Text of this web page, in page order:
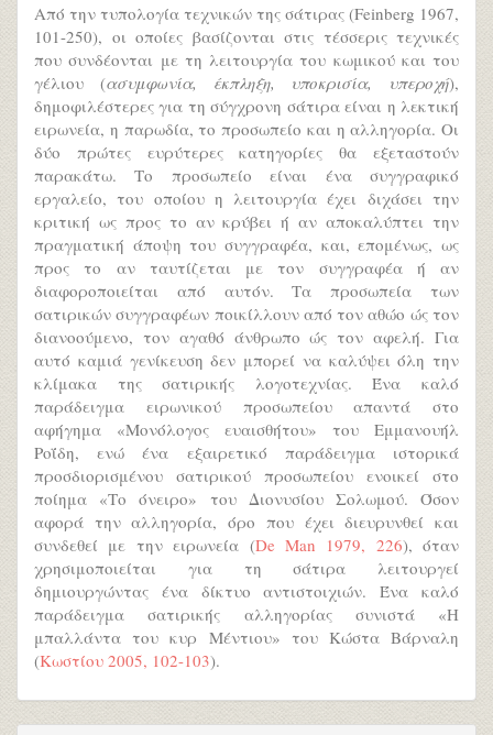
Από την τυπολογία τεχνικών της σάτιρας (Feinberg 1967,
101-250), οι οποίες βασίζονται στις τέσσερις τεχνικές
που συνδέονται με τη λειτουργία του κωμικού και του
γέλιου (ασυμφωνία, έκπληξη, υποκρισία, υπεροχή),
δημοφιλέστερες για τη σύγχρονη σάτιρα είναι η λεκτική
ειρωνεία, η παρωδία, το προσωπείο και η αλληγορία. Οι
δύο πρώτες ευρύτερες κατηγορίες θα εξεταστούν
παρακάτω. Το προσωπείο είναι ένα συγγραφικό
εργαλείο, του οποίου η λειτουργία έχει διχάσει την
κριτική ως προς το αν κρύβει ή αν αποκαλύπτει την
πραγματική άποψη του συγγραφέα, και, επομένως, ως
προς το αν ταυτίζεται με τον συγγραφέα ή αν
διαφοροποιείται από αυτόν. Τα προσωπεία των
σατιρικών συγγραφέων ποικίλλουν από τον αθώο ώς τον
διανοούμενο, τον αγαθό άνθρωπο ώς τον αφελή. Για
αυτό καμιά γενίκευση δεν μπορεί να καλύψει όλη την
κλίμακα της σατιρικής λογοτεχνίας. Ένα καλό
παράδειγμα ειρωνικού προσωπείου απαντά στο
αφήγημα «Μονόλογος ευαισθήτου» του Εμμανουήλ
Ροΐδη, ενώ ένα εξαιρετικό παράδειγμα ιστορικά
προσδιορισμένου σατιρικού προσωπείου ενοικεί στο
ποίημα «Το όνειρο» του Διονυσίου Σολωμού. Όσον
αφορά την αλληγορία, όρο που έχει διευρυνθεί και
συνδεθεί με την ειρωνεία (De Man 1979, 226), όταν
χρησιμοποιείται για τη σάτιρα λειτουργεί
δημιουργώντας ένα δίκτυο αντιστοιχιών. Ένα καλό
παράδειγμα σατιρικής αλληγορίας συνιστά «Η
μπαλλάντα του κυρ Μέντιου» του Κώστα Βάρναλη
(Κωστίου 2005, 102-103).